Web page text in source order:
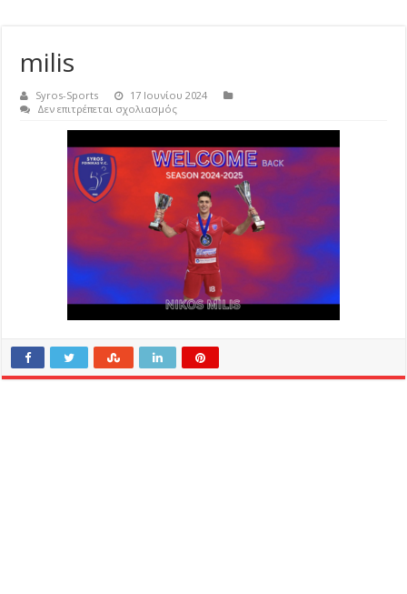
milis
Syros-Sports
17 Ιουνίου 2024
Δεν επιτρέπεται σχολιασμόςστο